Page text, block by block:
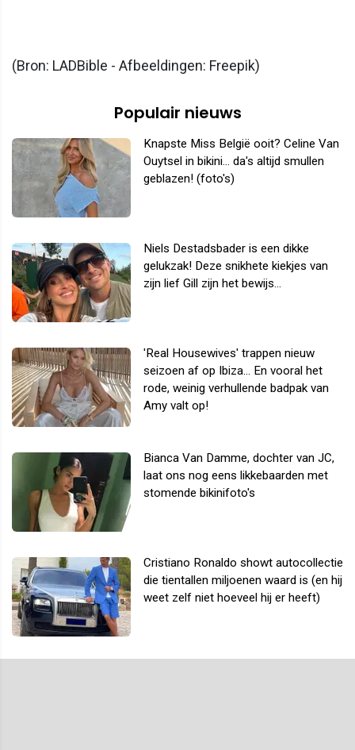
(Bron: LADBible - Afbeeldingen: Freepik)
Populair nieuws
Knapste Miss België ooit? Celine Van
Ouytsel in bikini... da's altijd smullen
geblazen! (foto's)
Niels Destadsbader is een dikke
gelukzak! Deze snikhete kiekjes van
zijn lief Gill zijn het bewijs...
'Real Housewives' trappen nieuw
seizoen af op Ibiza... En vooral het
rode, weinig verhullende badpak van
Amy valt op!
Bianca Van Damme, dochter van JC,
laat ons nog eens likkebaarden met
stomende bikinifoto's
Cristiano Ronaldo showt autocollectie
die tientallen miljoenen waard is (en hij
weet zelf niet hoeveel hij er heeft)